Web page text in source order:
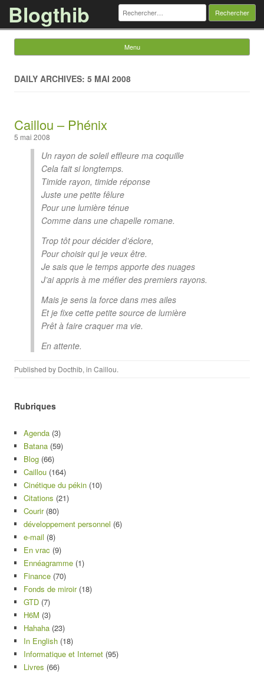
Blogthib Rechercher :
Menu
DAILY ARCHIVES: 5 MAI 2008
Caillou – Phénix
5 mai 2008
Un rayon de soleil effleure ma coquille
Cela fait si longtemps.
Timide rayon, timide réponse
Juste une petite fêlure
Pour une lumière ténue
Comme dans une chapelle romane.
Trop tôt pour décider d’éclore,
Pour choisir qui je veux être.
Je sais que le temps apporte des nuages
J’ai appris à me méfier des premiers rayons.
Mais je sens la force dans mes ailes
Et je fixe cette petite source de lumière
Prêt à faire craquer ma vie.
En attente.
Published by Docthib, in Caillou.
Rubriques
Agenda (3)
Batana (59)
Blog (66)
Caillou (164)
Cinétique du pékin (10)
Citations (21)
Courir(80)
développement personnel (6)
e-mail (8)
En vrac (9)
Ennéagramme (1)
Finance (70)
Fonds de miroir(18)
GTD (7)
H6M (3)
Hahaha (23)
In English (18)
Informatique et Internet (95)
Livres (66)